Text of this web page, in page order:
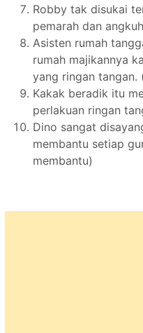
Robby tak disukai
pemarah dan
Asisten rumah
rumah majikannya
yang ringan tangan.
Kakak beradik itu
perlakuan ringan
Dino sangat
membantu setiap
membantu)